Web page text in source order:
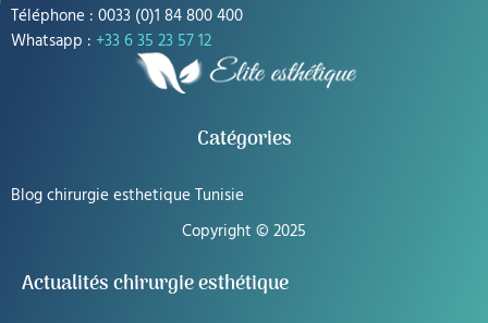
Téléphone : 0033 (0)1 84 800 400
Whatsapp : +33 6 35 23 57 12
Catégories
Blog chirurgie esthetique Tunisie
Copyright © 2025
Actualités chirurgie esthétique